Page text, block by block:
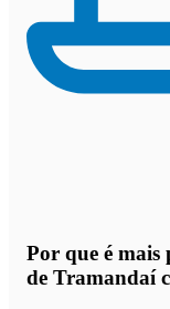
Por que é mais
de Tramandaí